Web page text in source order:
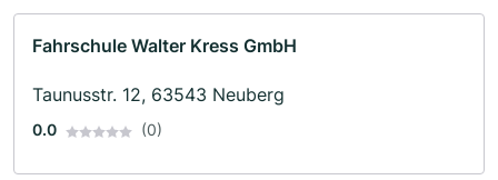
Fahrschule Walter Kress GmbH
Taunusstr. 12, 63543 Neuberg
0.0 (0)